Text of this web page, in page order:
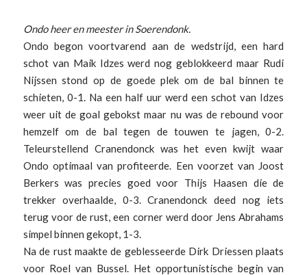
Ondo heer en meester in Soerendonk.
Ondo begon voortvarend aan de wedstrijd, een hard
schot van Maik Idzes werd nog geblokkeerd maar Rudi
Nijssen stond op de goede plek om de bal binnen te
schieten, 0-1. Na een half uur werd een schot van Idzes
weer uit de goal gebokst maar nu was de rebound voor
hemzelf om de bal tegen de touwen te jagen, 0-2.
Teleurstellend Cranendonck was het even kwijt waar
Ondo optimaal van profiteerde. Een voorzet van Joost
Berkers was precies goed voor Thijs Haasen die de
trekker overhaalde, 0-3. Cranendonck deed nog iets
terug voor de rust, een corner werd door Jens Abrahams
simpel binnen gekopt, 1-3.
Na de rust maakte de geblesseerde Dirk Driessen plaats
voor Roel van Bussel. Het opportunistische begin van